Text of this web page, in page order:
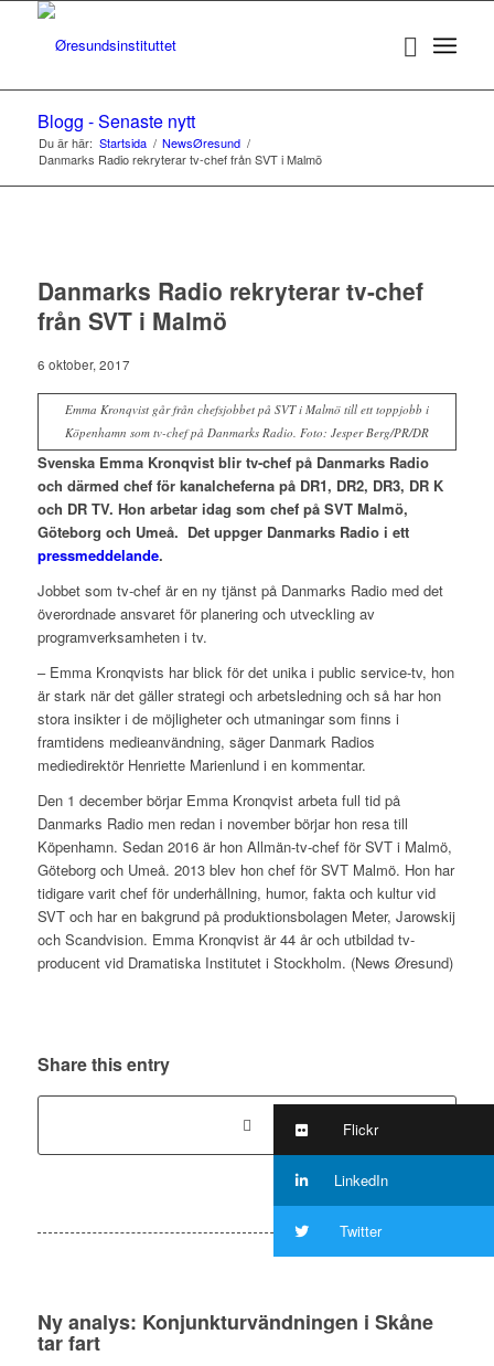
Blogg - Senaste nytt
Du är här: Startsida / NewsØresund /
Danmarks Radio rekryterar tv-chef från SVT i Malmö
Danmarks Radio rekryterar tv-chef
från SVT i Malmö
6 oktober, 2017
Emma Kronqvist går från chefsjobbet på SVT i Malmö till ett toppjobb i
Köpenhamn som tv-chef på Danmarks Radio. Foto: Jesper Berg/PR/DR
Svenska Emma Kronqvist blir tv-chef på Danmarks Radio
och därmed chef för kanalcheferna på DR1, DR2, DR3, DR K
och DR TV. Hon arbetar idag som chef på SVT Malmö,
Göteborg och Umeå. Det uppger Danmarks Radio i ett
pressmeddelande.
Jobbet som tv-chef är en ny tjänst på Danmarks Radio med det
överordnade ansvaret för planering och utveckling av
programverksamheten i tv.
– Emma Kronqvists har blick för det unika i public service-tv, hon
är stark när det gäller strategi och arbetsledning och så har hon
stora insikter i de möjligheter och utmaningar som finns i
framtidens medieanvändning, säger Danmark Radios
mediedirektör Henriette Marienlund i en kommentar.
Den 1 december börjar Emma Kronqvist arbeta full tid på
Danmarks Radio men redan i november börjar hon resa till
Köpenhamn. Sedan 2016 är hon Allmän-tv-chef för SVT i Malmö,
Göteborg och Umeå. 2013 blev hon chef för SVT Malmö. Hon har
tidigare varit chef för underhållning, humor, fakta och kultur vid
SVT och har en bakgrund på produktionsbolagen Meter, Jarowskij
och Scandvision. Emma Kronqvist är 44 år och utbildad tv-
producent vid Dramatiska Institutet i Stockholm. (News Øresund)
Share this entry
Ny analys: Konjunkturvändningen i Skåne
tar fart
Flickr
LinkedIn
Twitter